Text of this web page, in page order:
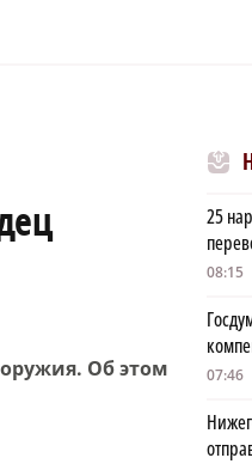
Об этом
25
08:15
07:46